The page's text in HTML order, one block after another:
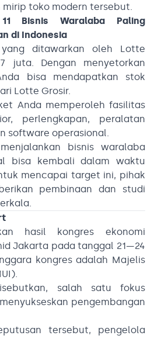
toko modern tersebut.
11 Bisnis Waralaba Paling
di Indonesia
ditawarkan oleh Lotte
juta. Dengan menyetorkan
bisa mendapatkan stok
Lotte Grosir.
Anda memperoleh fasilitas
perlengkapan, peralatan
software operasional.
bisnis waralaba
bisa kembali dalam waktu
mencapai target ini, pihak
pembinaan dan studi
hasil kongres ekonomi
Jakarta pada tanggal 21—24
kongres adalah Majelis
salah satu fokus
pengembangan
tersebut, pengelola